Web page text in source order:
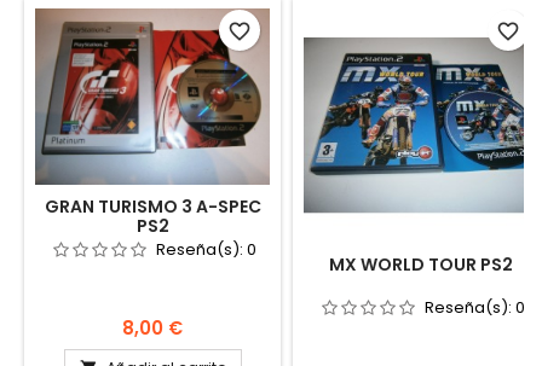
GRAN TURISMO 3 A-SPEC
PS2
Reseña(s): 0
Precio
8,00 €
favorite_border
MX WORLD TOUR PS2
Reseña(s): 0
favorite_border